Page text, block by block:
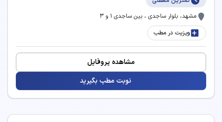
مشهد، بلوار ساجدی ، بین ساجدی ۱ و ۳
ویزیت در مطب
مشاهده پروفایل
نوبت مطب بگیرید